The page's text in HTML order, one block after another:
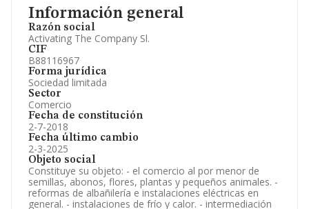
Información general
Razón social
Activating The Company Sl.
CIF
B88116967
Forma jurídica
Sociedad limitada
Sector
Comercio
Fecha de constitución
2-7-2018
Fecha último cambio
2-3-2025
Objeto social
Constituye su objeto: - el comercio al por menor de
semillas, abonos, flores, plantas y pequeños animales. -
reformas de albañilería e instalaciones eléctricas en
general. - instalaciones de frío y calor. - intermediación
Información oficial y registral complementaria.